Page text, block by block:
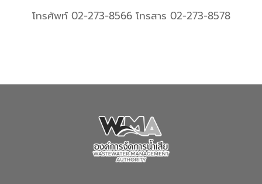
โทรศัพท์ 02-273-8566 โทรสาร 02-273-8578